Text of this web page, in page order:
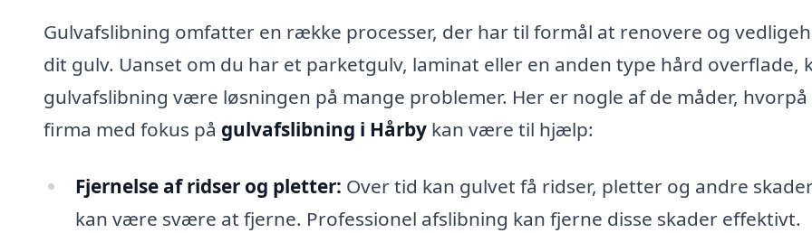
Gulvafslibning omfatter en række processer, der har til formål at renovere og
dit gulv. Uanset om du har et parketgulv, laminat eller en anden type hård overflade,
gulvafslibning være løsningen på mange problemer. Her er nogle af de måder,
firma med fokus på gulvafslibning i Hårby kan være til hjælp:
Fjernelse af ridser og pletter: Over tid kan gulvet få ridser, pletter og andre
kan være svære at fjerne. Professionel afslibning kan fjerne disse skader effektivt.